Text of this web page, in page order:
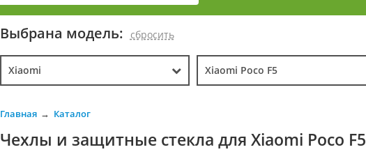
Выбрана модель: cбросить
Xiaomi Xiaomi Poco F5
Главная Каталог
Чехлы и защитные стекла для Xiaomi Poco F5